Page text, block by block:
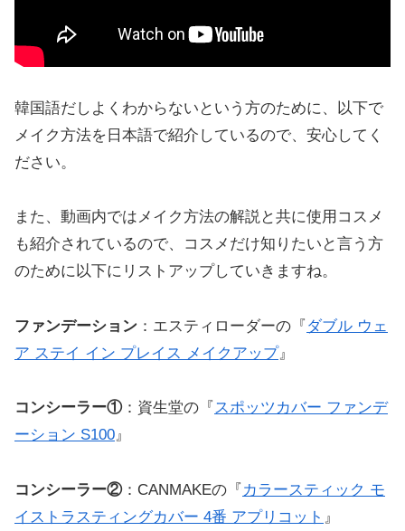
韓国語だしよくわからないという方のために、以下で
メイク方法を日本語で紹介しているので、安心してく
ださい。
また、動画内ではメイク方法の解説と共に使用コスメ
も紹介されているので、コスメだけ知りたいと言う方
のために以下にリストアップしていきますね。
ファンデーション ：エスティローダーの『 ダブル ウェ
ア ステイ イン プレイス メイクアップ』
コンシーラー①：資生堂の『 スポッツカバー ファンデ
ーション S100』
コンシーラー②：CANMAKEの『 カラースティック モ
イストラスティングカバー 4番 アプリコット 』